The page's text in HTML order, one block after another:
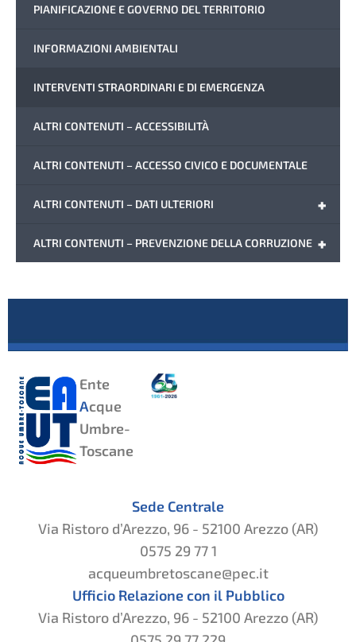
PIANIFICAZIONE E GOVERNO DEL TERRITORIO
INFORMAZIONI AMBIENTALI
INTERVENTI STRAORDINARI E DI EMERGENZA
ALTRI CONTENUTI – ACCESSIBILITÀ
ALTRI CONTENUTI – ACCESSO CIVICO E DOCUMENTALE
+
ALTRI CONTENUTI – DATI ULTERIORI
+
ALTRI CONTENUTI – PREVENZIONE DELLA CORRUZIONE
Ente
Acque
Umbre-
Toscane
Sede Centrale
Via Ristoro d’Arezzo, 96 - 52100 Arezzo (AR)
0575 29 77 1
acqueumbretoscane@pec.it
Ufficio Relazione con il Pubblico
Via Ristoro d’Arezzo, 96 - 52100 Arezzo (AR)